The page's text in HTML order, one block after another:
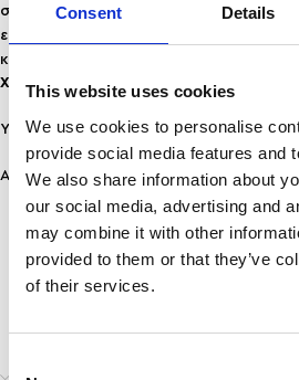
Consent Details
This website uses cookies
We use cookies to personalise
provide social media features and
We also share information about
our social media, advertising and
may combine it with other
provided to them or that they’ve
of their services.
στρογγυλεμένη επιφάνεια και τη
εκλεπτυσμένη πινελιά σε κάθε
καθημερινές εμφανίσεις είτε για
Χαρακτηριστικά:
Υλικό: Ανοξείδωτο Ατσάλι
Ανθεκτικότητα: Ανθεκτικό σε νερό &